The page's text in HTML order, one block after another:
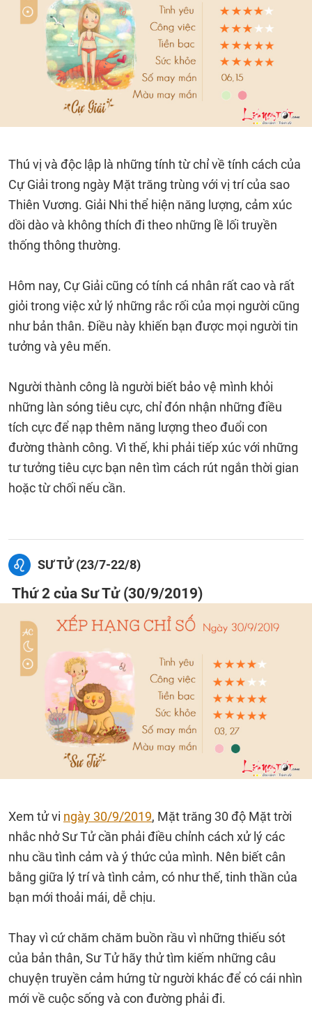
Thú vị và độc lập là những tính từ chỉ về tính cách của
Cự Giải trong ngày Mặt trăng trùng với vị trí của sao
Thiên Vương. Giải Nhi thể hiện năng lượng, cảm xúc
dồi dào và không thích đi theo những lề lối truyền
thống thông thường.
Hôm nay, Cự Giải cũng có tính cá nhân rất cao và rất
giỏi trong việc xử lý những rắc rối của mọi người cũng
như bản thân. Điều này khiến bạn được mọi người tin
tưởng và yêu mến.
Người thành công là người biết bảo vệ mình khỏi
những làn sóng tiêu cực, chỉ đón nhận những điều
tích cực để nạp thêm năng lượng theo đuổi con
đường thành công. Vì thế, khi phải tiếp xúc với những
tư tưởng tiêu cực bạn nên tìm cách rút ngắn thời gian
hoặc từ chối nếu cần.
SƯ TỬ (23/7-22/8)
Thứ 2 của Sư Tử (30/9/2019)
Xem tử vi ngày 30/9/2019, Mặt trăng 30 độ Mặt trời
nhắc nhở Sư Tử cần phải điều chỉnh cách xử lý các
nhu cầu tình cảm và ý thức của mình. Nên biết cân
bằng giữa lý trí và tình cảm, có như thế, tinh thần của
bạn mới thoải mái, dễ chịu.
Thay vì cứ chăm chăm buồn rầu vì những thiếu sót
của bản thân, Sư Tử hãy thử tìm kiếm những câu
chuyện truyền cảm hứng từ người khác để có cái nhìn
mới về cuộc sống và con đường phải đi.